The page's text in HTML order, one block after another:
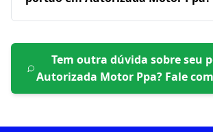
Tem outra dúvida sobre seu
Autorizada Motor Ppa? Fale